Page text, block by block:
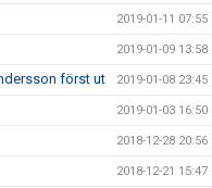
2019-01-11 07:55
2019-01-09 13:58
först ut 2019-01-08 23:45
2019-01-03 16:50
2018-12-28 20:56
2018-12-21 15:47